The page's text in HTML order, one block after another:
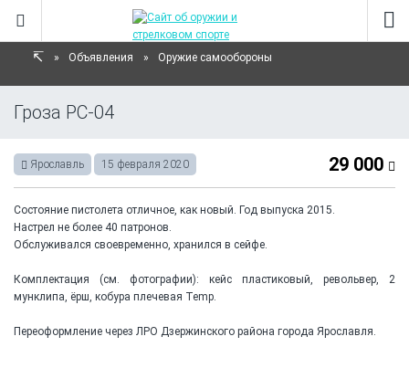
Объявления Оружие самообороны
Гроза РС-04
Ярославль 15 февраля 2020 29 000
Состояние пистолета отличное, как новый. Год выпуска 2015.
Настрел не более 40 патронов.
Обслуживался своевременно, хранился в сейфе.
Комплектация (см. фотографии): кейс пластиковый, револьвер, 2
мунклипа, ёрш, кобура плечевая Temp.
Переоформление через ЛРО Дзержинского района города Ярославля.